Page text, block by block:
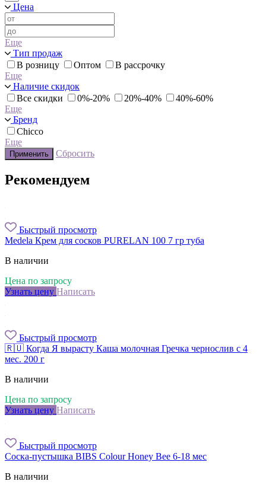
Цена
Еще
Тип продаж
В розницу
Оптом
В рассрочку
Еще
Наличие скидок
Все скидки
0%-20% 20%-40%
40%-60%
Еще
Бренд
Chicco
Еще
Применить Сбросить
Рекомендуем
Быстрый просмотр
Medela Крем для сосков PURELAN 100 7 гр туба
В наличии
Цена по запросу
Узнать цену Написать
Быстрый просмотр
🇷🇺 Когда Я вырасту Каша молочная Гречка чернослив с 4
мес. 200 г
В наличии
Цена по запросу
Узнать цену Написать
Быстрый просмотр
Соска-пустышка BIBS Colour Honey Bee 6-18 мес
В наличии